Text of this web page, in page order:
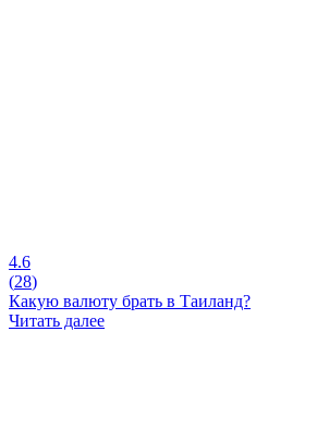
4.6
(28)
Какую валюту брать в Таиланд?
Читать далее